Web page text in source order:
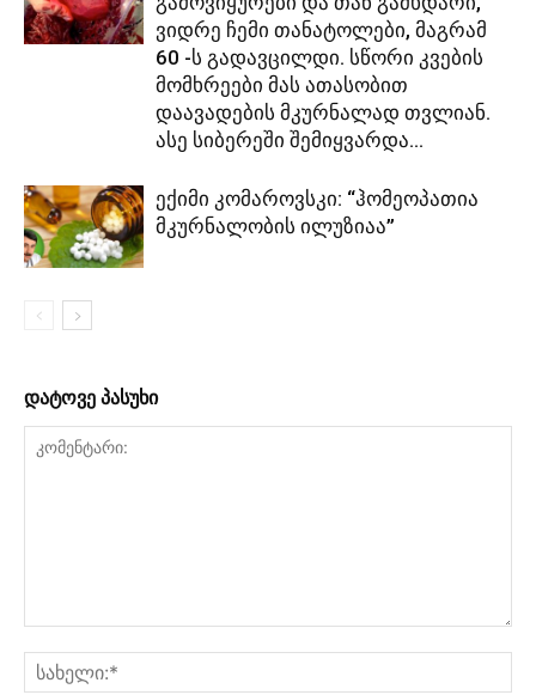
ვიდრე ჩემი თანატოლები, მაგრამ
60 -ს გადავცილდი. სწორი კვების
მომხრეები მას ათასობით
დაავადების მკურნალად თვლიან.
ასე სიბერეში შემიყვარდა...
ექიმი კომაროვსკი: “ჰომეოპათია
მკურნალობის ილუზიაა”
დატოვე პასუხი